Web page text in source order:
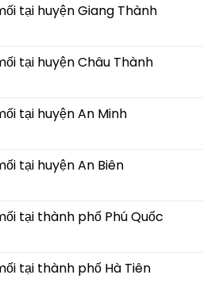
tại huyện Giang Thành
tại huyện Châu Thành
tại huyện An Minh
tại huyện An Biên
tại thành phố Phú Quốc
tại thành phố Hà Tiên